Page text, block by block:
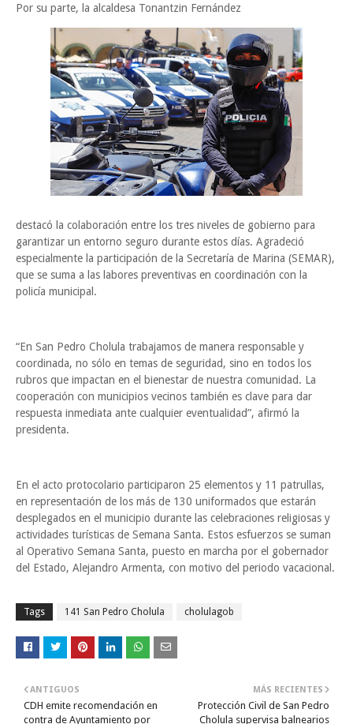
Por su parte, la alcaldesa Tonantzin Fernández
destacó la colaboración entre los tres niveles de gobierno para
garantizar un entorno seguro durante estos días. Agradeció
especialmente la participación de la Secretaría de Marina (SEMAR),
que se suma a las labores preventivas en coordinación con la
policía municipal.
“En San Pedro Cholula trabajamos de manera responsable y
coordinada, no sólo en temas de seguridad, sino en todos los
rubros que impactan en el bienestar de nuestra comunidad. La
cooperación con municipios vecinos también es clave para dar
respuesta inmediata ante cualquier eventualidad”, afirmó la
presidenta.
En el acto protocolario participaron 25 elementos y 11 patrullas,
en representación de los más de 130 uniformados que estarán
desplegados en el municipio durante las celebraciones religiosas y
actividades turísticas de Semana Santa. Estos esfuerzos se suman
al Operativo Semana Santa, puesto en marcha por el gobernador
del Estado, Alejandro Armenta, con motivo del periodo vacacional.
Tags 141 San Pedro Cholula cholulagob
MÁS RECIENTES
Protección Civil de San Pedro
Cholula supervisa balnearios
ANTIGUOS
CDH emite recomendación en
contra de Ayuntamiento por